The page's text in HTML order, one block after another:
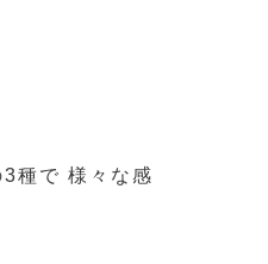
種で 様々な感